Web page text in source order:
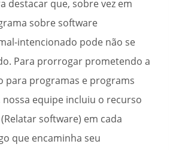
destacar que, sobre vez em
sobre software
intencionado pode não se
Para prorrogar prometendo a
para programas e programs
nossa equipe incluiu o recurso
software) em cada
que encaminha seu